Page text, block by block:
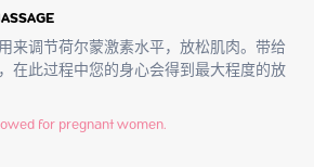
来调节荷尔蒙激素水平，放松肌肉。带给
在此过程中您的身心会得到最大程度的放
for pregnant women.